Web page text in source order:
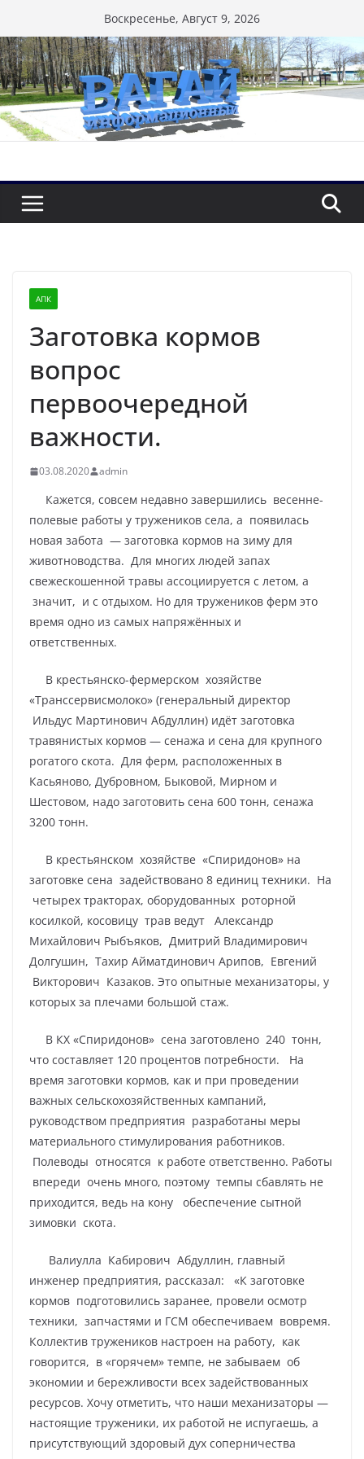
к
содержимому
Воскресенье, Август 9, 2026
АПК
Заготовка кормов
вопрос
первоочередной
важности.
03.08.2020 admin
Кажется, совсем недавно завершились весенне-
полевые работы у тружеников села, а появилась
новая забота — заготовка кормов на зиму для
животноводства. Для многих людей запах
свежескошенной травы ассоциируется с летом, а
значит, и с отдыхом. Но для тружеников ферм это
время одно из самых напряжённых и
ответственных.
В крестьянско-фермерском хозяйстве
«Транссервисмолоко» (генеральный директор
Ильдус Мартинович Абдуллин) идёт заготовка
травянистых кормов — сенажа и сена для крупного
рогатого скота. Для ферм, расположенных в
Касьяново, Дубровном, Быковой, Мирном и
Шестовом, надо заготовить сена 600 тонн, сенажа
3200 тонн.
В крестьянском хозяйстве «Спиридонов» на
заготовке сена задействовано 8 единиц техники. На
четырех тракторах, оборудованных роторной
косилкой, косовицу трав ведут Александр
Михайлович Рыбъяков, Дмитрий Владимирович
Долгушин, Тахир Айматдинович Арипов, Евгений
Викторович Казаков. Это опытные механизаторы, у
которых за плечами большой стаж.
В КХ «Спиридонов» сена заготовлено 240 тонн,
что составляет 120 процентов потребности. На
время заготовки кормов, как и при проведении
важных сельскохозяйственных кампаний,
руководством предприятия разработаны меры
материального стимулирования работников.
Полеводы относятся к работе ответственно. Работы
впереди очень много, поэтому темпы сбавлять не
приходится, ведь на кону обеспечение сытной
зимовки скота.
Валиулла Кабирович Абдуллин, главный
инженер предприятия, рассказал: «К заготовке
кормов подготовились заранее, провели осмотр
техники, запчастями и ГСМ обеспечиваем вовремя.
Коллектив тружеников настроен на работу, как
говорится, в «горячем» темпе, не забываем об
экономии и бережливости всех задействованных
ресурсов. Хочу отметить, что наши механизаторы —
настоящие труженики, их работой не испугаешь, а
присутствующий здоровый дух соперничества